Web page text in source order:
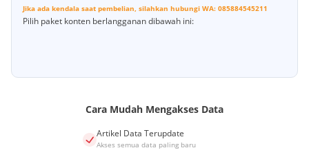
Jika ada kendala saat pembelian, silahkan hubungi WA: 085884545211
Pilih paket konten berlangganan dibawah ini:
Cara Mudah Mengakses Data
Artikel Data Terupdate
Akses semua data paling baru